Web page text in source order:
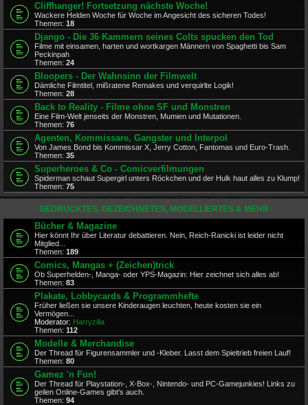
Cliffhanger! Fortsetzung nächste Woche!
Wackere Helden Woche für Woche im Angesicht des sicheren Todes!
Themen: 18
Django - Die 36 Kammern seines Colts spucken den Tod
Filme mit einsamen, harten und wortkargen Männern von Spaghetti bis Sam
Peckinpah
Themen: 24
Bloopers - Der Wahnsinn der Filmwelt
Dämliche Filmtitel, mißratene Remakes und verquirlte Logik!
Themen: 28
Back to Reality - Filme ohne SF und Monstren
Eine Film-Welt jenseits der Monstren, Mumien und Mutationen.
Themen: 76
Agenten, Kommissare, Gangster und Interpol
Von James Bond bis Kommissar X, Jerry Cotton, Fantomas und Euro-Trash.
Themen: 35
Superheroes & Co - Comicverfilmungen
Spiderman schaut Supergirl unters Röckchen und der Hulk haut alles zu Klump!
Themen: 75
GEDRUCKTES, GEZEICHNETES, MODELLIERTES & MEHR
Bücher & Magazine
Hier könnt Ihr über Literatur debattieren. Nein, Reich-Ranicki ist leider nicht
Mitglied...
Themen: 189
Comics, Mangas + (Zeichen)trick
Ob Superhelden-, Manga- oder YPS-Magazin: Hier zeichnet sich alles ab!
Themen: 83
Plakate, Lobbycards & Programmhefte
Früher ließen sie unsere Kinderaugen leuchten, heute kosten sie ein
Vermögen...
Moderator: Harryzilla
Themen: 112
Modelle & Merchandise
Der Thread für Figurensammler und -Kleber. Lasst dem Spieltrieb freien Lauf!
Themen: 80
Gamez 'n Fun!
Der Thread für Playstation-, X-Box-, Nintendo- und PC-Gamejunkies! Links zu
geilen Online-Games gibt's auch.
Themen: 94